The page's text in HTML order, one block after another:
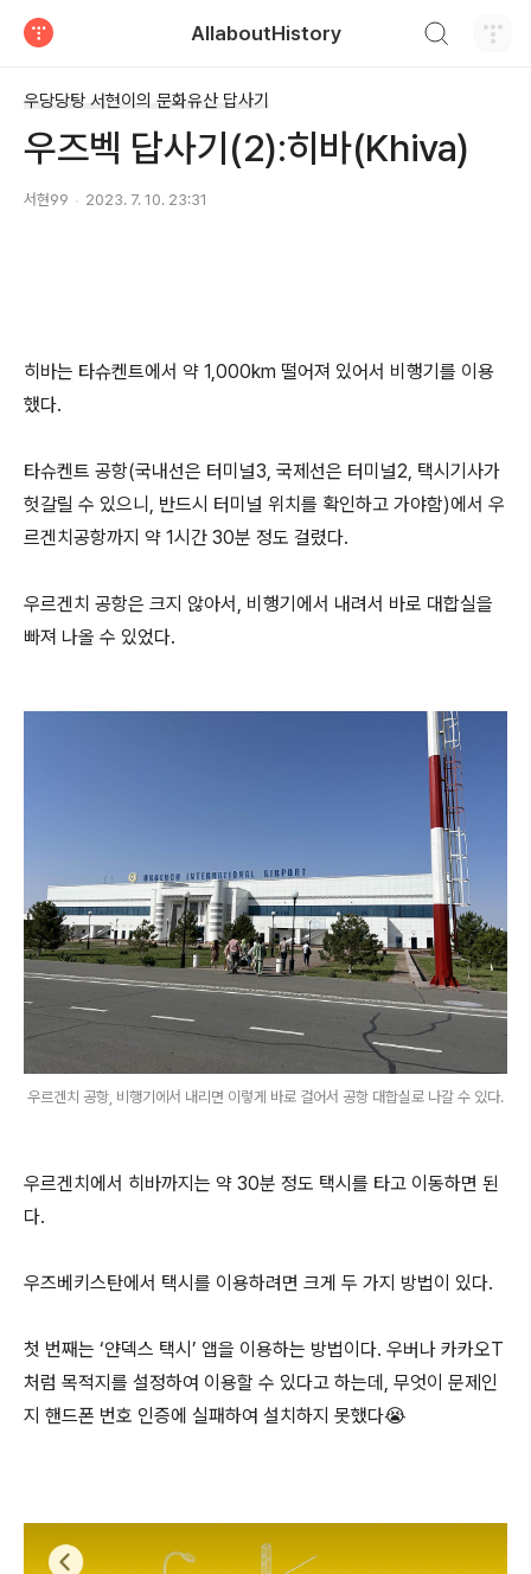
AllaboutHistory
우당당탕 서현이의 문화유산 답사기
우즈벡 답사기(2):히바(Khiva)
서현99 2023. 7. 10. 23:31
히바는 타슈켄트에서 약 1,000km 떨어져 있어서 비행기를 이용
했다.
타슈켄트 공항(국내선은 터미널3, 국제선은 터미널2, 택시기사가
헛갈릴 수 있으니, 반드시 터미널 위치를 확인하고 가야함)에서 우
르겐치공항까지 약 1시간 30분 정도 걸렸다.
우르겐치 공항은 크지 않아서, 비행기에서 내려서 바로 대합실을
빠져 나올 수 있었다.
우르겐치 공항, 비행기에서 내리면 이렇게 바로 걸어서 공항 대합실로 나갈 수 있다.
우르겐치에서 히바까지는 약 30분 정도 택시를 타고 이동하면 된
다.
우즈베키스탄에서 택시를 이용하려면 크게 두 가지 방법이 있다.
첫 번째는 ‘얀덱스 택시’ 앱을 이용하는 방법이다. 우버나 카카오T
처럼 목적지를 설정하여 이용할 수 있다고 하는데, 무엇이 문제인
지 핸드폰 번호 인증에 실패하여 설치하지 못했다😭